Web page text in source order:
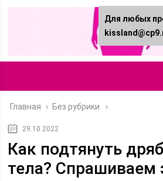
Главная › Без рубрики
29.10.2022
Как подтянуть
тела? Спрашиваем
Для любых